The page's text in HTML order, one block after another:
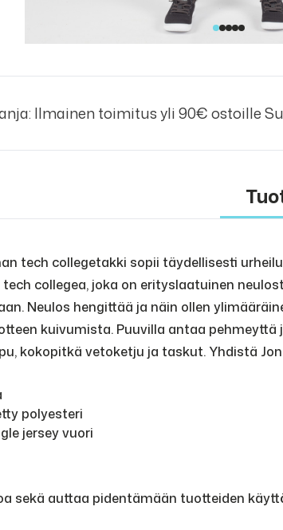
Ilmainen toimitus yli 90€ ostoille
tech collegetakki sopii täydellisesti
collegea, joka on erityslaatuinen
Neulos hengittää ja näin ollen
kuivumista. Puuvilla antaa pehmeyttä
kokopitkä vetoketju ja taskut. Yhdistä
polyesteri
jersey vuori
sekä auttaa pidentämään tuotteiden